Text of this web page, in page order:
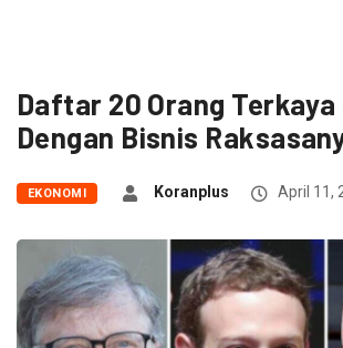
Daftar 20 Orang Terkaya
Dengan Bisnis
EKONOMI Koranplus April 11,